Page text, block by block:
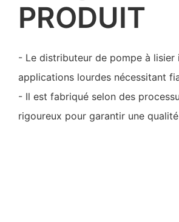
PRODUIT
- Le distributeur de pompe à
applications lourdes nécessitant
- Il est fabriqué selon des
rigoureux pour garantir une